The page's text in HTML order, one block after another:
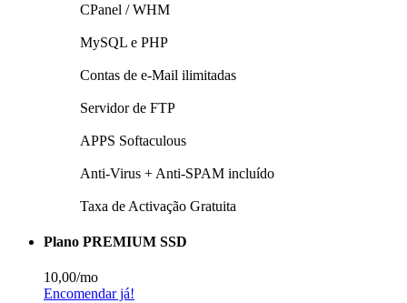
CPanel / WHM
MySQL e PHP
Contas de e-Mail ilimitadas
Servidor de FTP
APPS Softaculous
Anti-Virus + Anti-SPAM incluí­do
Taxa de Activação Gratuita
Plano PREMIUM SSD
10,00/mo
Encomendar já!